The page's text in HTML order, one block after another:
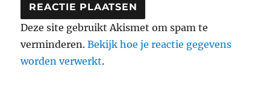
Deze site gebruikt Akismet om spam te
verminderen.Bekijk hoe je reactie gegevens
worden verwerkt.